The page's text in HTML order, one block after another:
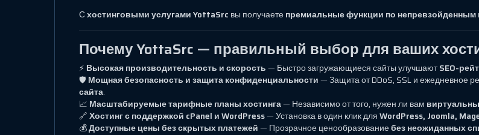
Схостинговыми услугами YottaSrc вы получаетепремиальные функции по непревзойденным
Почему YottaSrc — правильный выбор для ваших
⚡ Высокая производительность и скорость— Быстро загружающиеся сайты улучшаютSEO-
🛡 Мощная безопасность и защита конфиденциальности— Защита от DDoS, SSL и ежедневное
сайта.
📈 Масштабируемые тарифные планы хостинга— Независимо от того, нужен ли вам
🔗Хостинг с поддержкой cPanel и WordPress— Установка в один клик дляWordPress, Joomla,
💰Доступные цены без скрытых платежей— Прозрачное ценообразованиебез неожиданных